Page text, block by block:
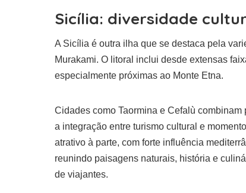
Sicília: diversidade
A Sicília é outra ilha que se destaca pela
Murakami. O litoral inclui desde extensas
especialmente próximas ao Monte Etna.
Cidades como Taormina e Cefalù
a integração entre turismo cultural e
atrativo à parte, com forte influência
reunindo paisagens naturais, história e
de viajantes.